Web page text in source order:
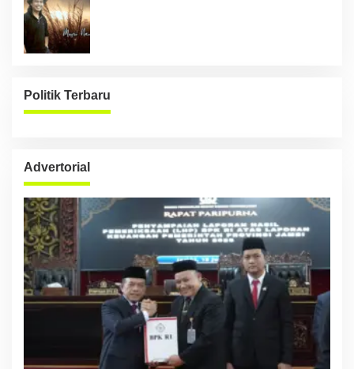
Politik Terbaru
Advertorial